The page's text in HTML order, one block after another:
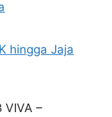
VIVA –